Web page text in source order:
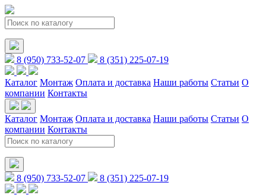
8 (950) 733-52-07 8 (351) 225-07-19
Каталог Монтаж Оплата и доставка Наши работы Статьи О
компании Контакты
Каталог Монтаж Оплата и доставка Наши работы Статьи О
компании Контакты
8 (950) 733-52-07 8 (351) 225-07-19